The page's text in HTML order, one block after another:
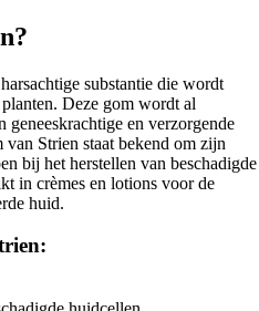
substantie die wordt
Deze gom wordt al
en verzorgende
Strien staat bekend om zijn
bij het herstellen van beschadigde
in crèmes en lotions voor de
huid.